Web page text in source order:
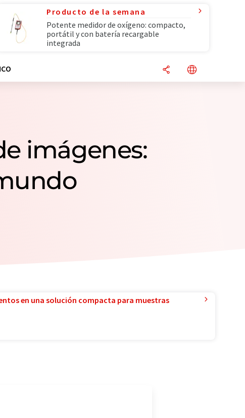
Producto de la semana
Potente medidor de oxígeno: compacto,
portátil y con batería recargable
integrada
imágenes:
en una solución compacta para muestras